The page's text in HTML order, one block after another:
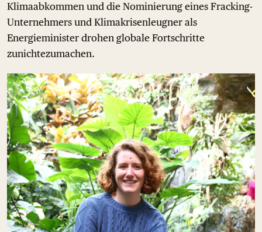
Klimaabkommen und die Nominierung eines Fracking-
Unternehmers und Klimakrisenleugner als
Energieminister drohen globale Fortschritte
zunichtezumachen.